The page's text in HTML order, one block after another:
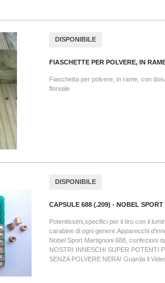
DISPONIBILE
FIASCHETTE PER POLVERE, IN
Fiaschetta per polvere, in rame, con
floreale
DISPONIBILE
CAPSULE 688 (.209) - NOBEL SPORT
Potentissimi,specifici per il tiro con il
carabine di ogni genere.Apparecchi
Nobel Sport Martignoni 688, confezioni
NOSTRI INNESCHI SUPER POTENTI
SENZA POLVERE NERA! Guarda il